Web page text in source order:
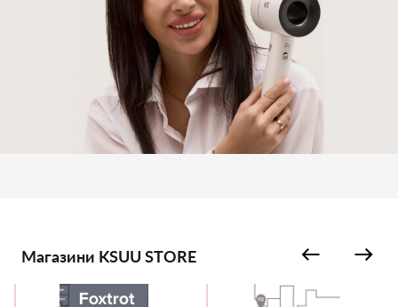
Магазини KSUU STORE